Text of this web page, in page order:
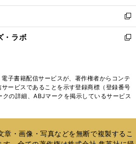
開
く
ウ
で
開
く
ン
ド
ウ
で
ウ
ィ
ン
ド
く
新
し
い
ド
ウ
で
・ラボ
新
ィ
ン
ド
開
子書籍配信サービスが、著作権者からコンテ
ービスであることを示す登録商標（登録番号
の詳細、ABJマークを掲示しているサービス
章・画像・写真などを無断で複製するこ